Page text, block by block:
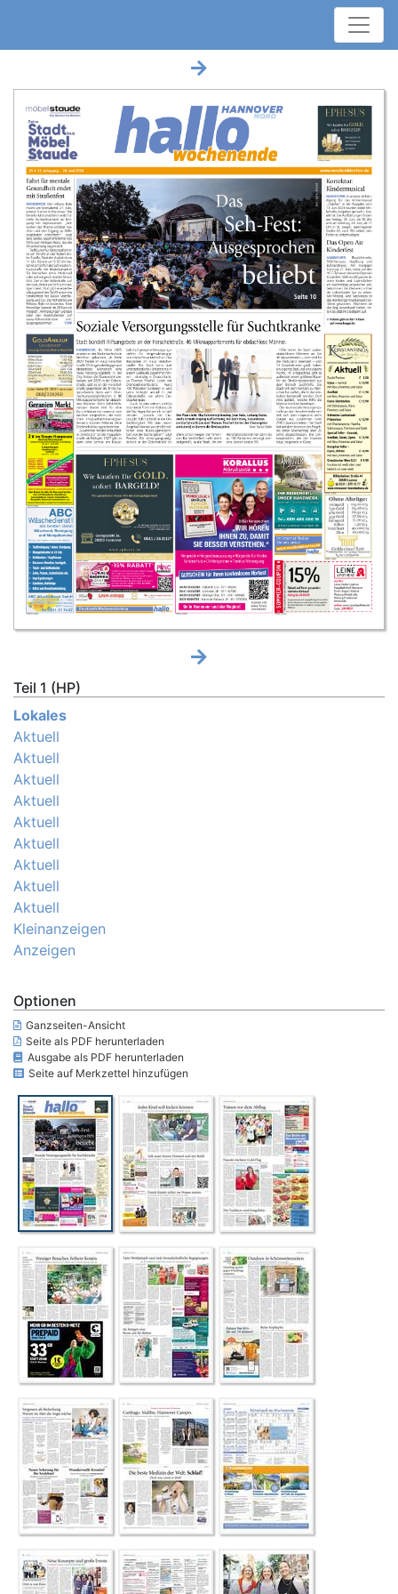
Teil 1 (HP)
Lokales
Aktuell
Aktuell
Aktuell
Aktuell
Aktuell
Aktuell
Aktuell
Aktuell
Aktuell
Kleinanzeigen
Anzeigen
Optionen
Ganzseiten-Ansicht
Seite als PDF herunterladen
Ausgabe als PDF herunterladen
Seite auf Merkzettel hinzufügen